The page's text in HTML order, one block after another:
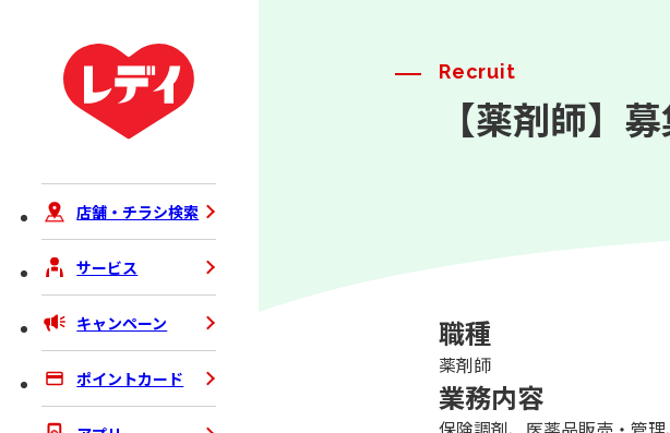
店舗・チラシ検索
サービス
キャンペーン
ポイントカード
Recruit
【薬剤師】
職種
薬剤師
業務内容